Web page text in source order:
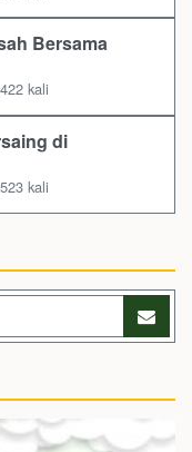
Bersama
kali
di
kali